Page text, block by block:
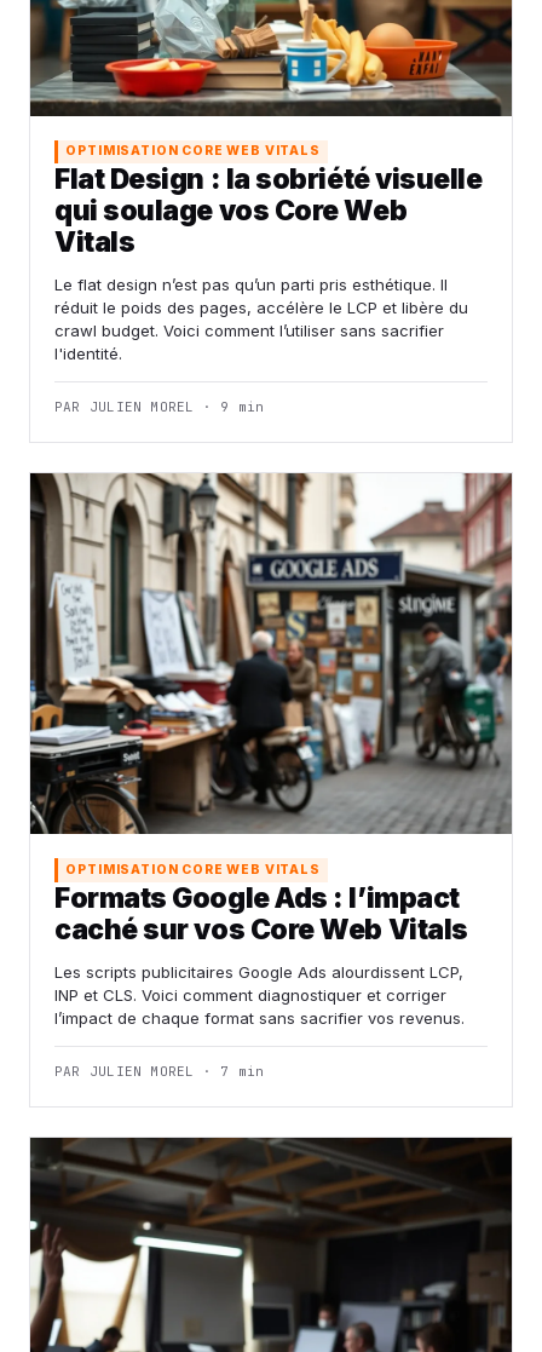
OPTIMISATION CORE WEB VITALS
Flat Design : la sobriété visuelle
qui soulage vos Core Web
Vitals
Le flat design n’est pas qu’un parti pris esthétique. Il
réduit le poids des pages, accélère le LCP et libère du
crawl budget. Voici comment l’utiliser sans sacrifier
l'identité.
PAR JULIEN MOREL · 9 min
OPTIMISATION CORE WEB VITALS
Formats Google Ads : l’impact
caché sur vos Core Web Vitals
Les scripts publicitaires Google Ads alourdissent LCP,
INP et CLS. Voici comment diagnostiquer et corriger
l’impact de chaque format sans sacrifier vos revenus.
PAR JULIEN MOREL · 7 min